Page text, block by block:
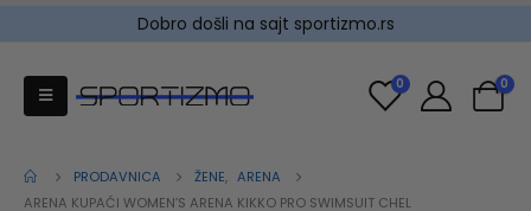
Dobro došli na sajt sportizmo.rs
0 0
PRODAVNICA ŽENE, ARENA
ARENA KUPAĆI WOMEN’S ARENA KIKKO PRO SWIMSUIT CHEL